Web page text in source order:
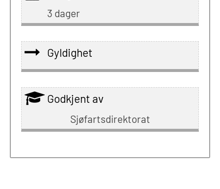
3 dager
Gyldighet
Godkjent av
Sjøfartsdirektorat